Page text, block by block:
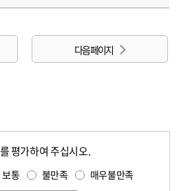
다음 페이지
평가하여 주십시오.
보통 불만족 매우불만족